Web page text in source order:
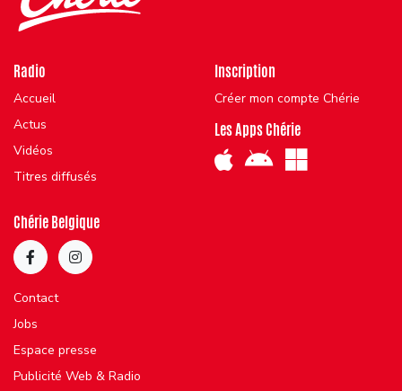
Radio
Accueil
Actus
Vidéos
Titres diffusés
Inscription
Créer mon compte Chérie
Les Apps Chérie
Chérie Belgique
Contact
Jobs
Espace presse
Publicité Web & Radio